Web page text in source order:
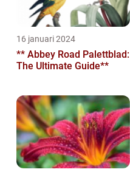
16 januari 2024
** Abbey Road Palettblad:
The Ultimate Guide**